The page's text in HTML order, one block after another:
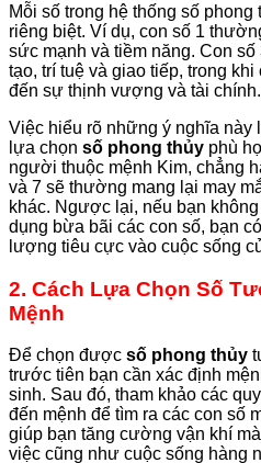
Mỗi số trong hệ thống số
riêng biệt. Ví dụ, con số 1
sức mạnh và tiềm năng. Con
tạo, trí tuệ và giao tiếp, trong
đến sự thịnh vượng và tài chính.
Việc hiểu rõ những ý nghĩa này
lựa chọn số phong thủy phù
người thuộc mệnh Kim, chẳng
và 7 sẽ thường mang lại may
khác. Ngược lại, nếu bạn
dụng bừa bãi các con số, bạn
lượng tiêu cực vào cuộc sống
2. Cách Lựa Chọn Số
Mệnh
Để chọn được số phong thủy
trước tiên bạn cần xác định
sinh. Sau đó, tham khảo các
đến mệnh để tìm ra các con số
giúp bạn tăng cường vận khí
việc cũng như cuộc sống hàng